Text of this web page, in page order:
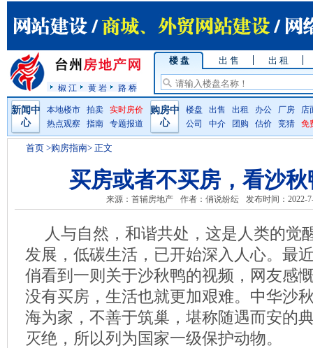
椒 江 黄 岩 路 桥
楼 盘 出 售 出 租
新闻中
心
本地楼市 拍卖
实时房价
热点观察
指南 专题报道
购房中
心
楼盘 出售 出租 办公 厂房
店
公司
中介 团购 估价 竞猜 免
首页 >购房指南> 正文
买房或者不买房，看沙
来源：首辅房地产 作者：俏说纷纭 发布时间：2022-
人与自然，和谐共处，这是人类的觉
发展，低碳生活，已开始深入人心。最
俏看到一则关于沙秋鸭的视频，网友感
没有买房，生活也就更加艰难。中华沙
海为家，不善于筑巢，堪称随遇而安的
灭绝，所以列为国家一级保护动物。